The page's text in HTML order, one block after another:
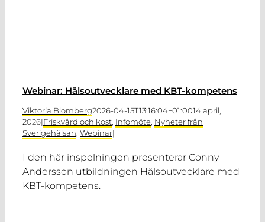
Webinar: Hälsoutvecklare med KBT-kompetens
Viktoria Blomberg2026-04-15T13:16:04+01:0014 april,
2026|Friskvård och kost, Infomöte, Nyheter från
Sverigehälsan, Webinar|
I den här inspelningen presenterar Conny
Andersson utbildningen Hälsoutvecklare med
KBT-kompetens.